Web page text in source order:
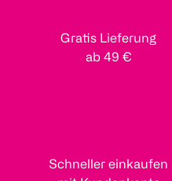
Gratis Lieferung
ab 49 €
Schneller einkaufen